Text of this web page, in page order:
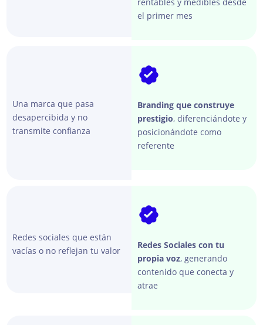
el primer mes
Una marca que pasa
desapercibida y no
transmite confianza
Branding que construye
prestigio, diferenciándote y
posicionándote como
referente
Redes sociales que están
vacías o no reflejan tu valor
Redes Sociales con tu
propia voz, generando
contenido que conecta y
atrae